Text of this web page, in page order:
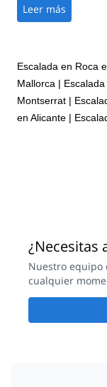
had a great time
action photos of us
to climbers of any
Leer más
Escalada en Roca
Mallorca |
Montserrat |
en Alicante |
¿Necesitas
Nuestro equipo
cualquier